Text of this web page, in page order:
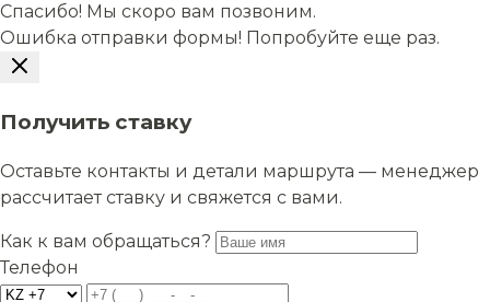
Спасибо! Мы скоро вам позвоним.
Ошибка отправки формы! Попробуйте еще раз.
Получить ставку
Оставьте контакты и детали маршрута — менеджер
рассчитает ставку и свяжется с вами.
Как к вам обращаться?
Телефон